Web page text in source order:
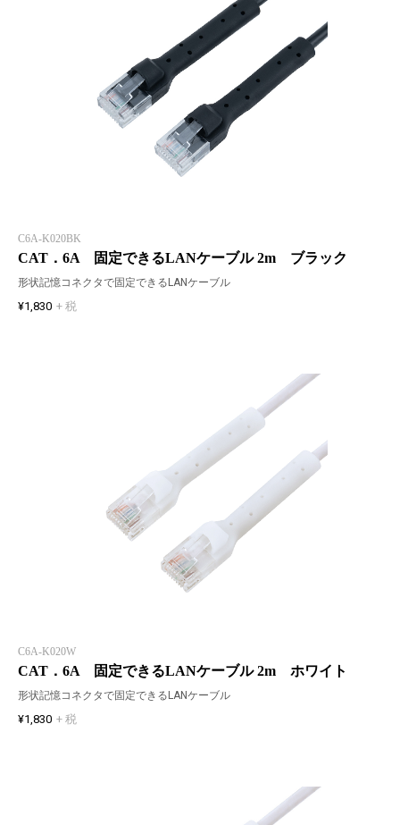
C6A-K020BK
CAT．6A 固定できるLANケーブル 2m ブラック
形状記憶コネクタで固定できるLANケーブル
¥1,830 + 税
C6A-K020W
CAT．6A 固定できるLANケーブル 2m ホワイト
形状記憶コネクタで固定できるLANケーブル
¥1,830 + 税